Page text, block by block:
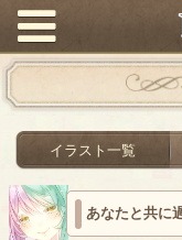
イラスト一覧
あなたと共に